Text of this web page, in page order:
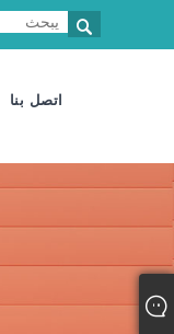

اتصل بنا